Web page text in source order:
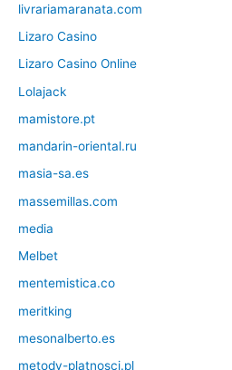
livrariamaranata.com
Lizaro Casino
Lizaro Casino Online
Lolajack
mamistore.pt
mandarin-oriental.ru
masia-sa.es
massemillas.com
media
Melbet
mentemistica.co
meritking
mesonalberto.es
metody-platnosci.pl